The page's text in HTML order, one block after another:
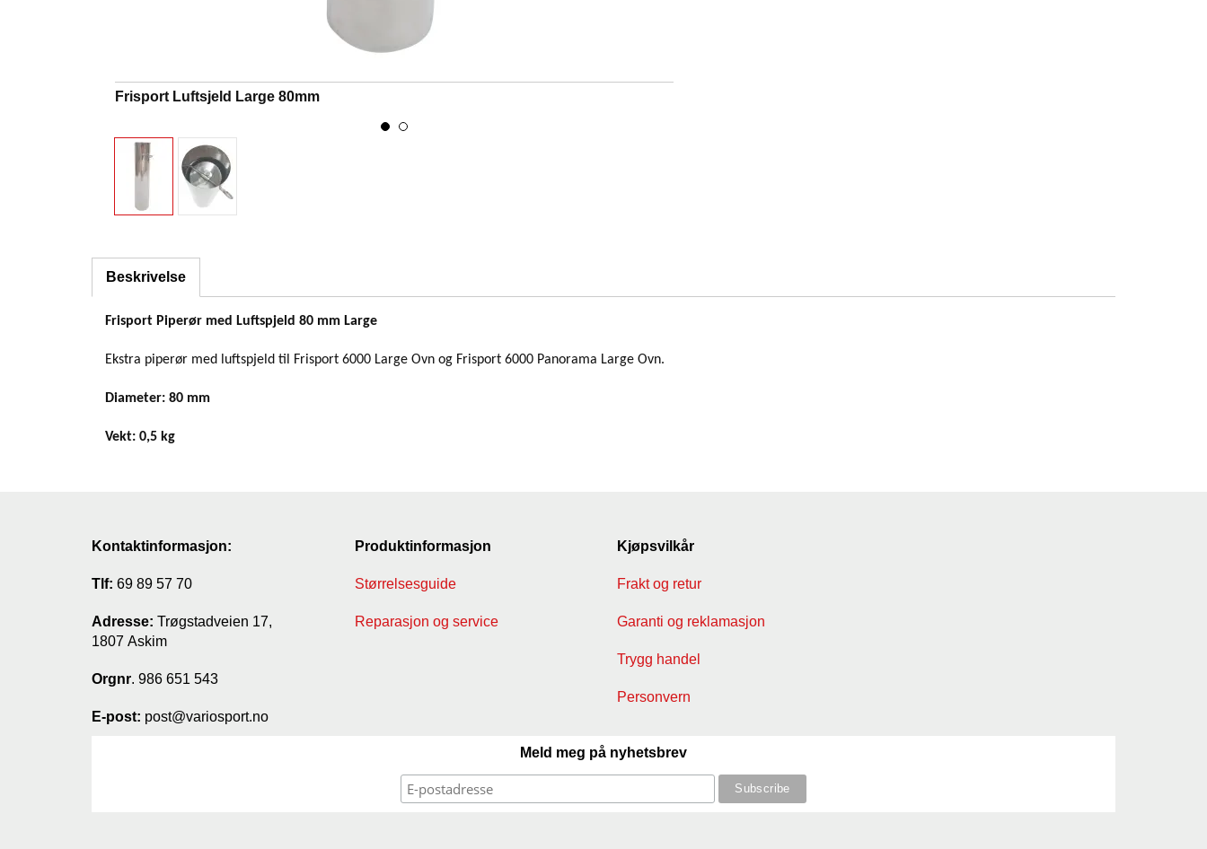
Frisport Luftsjeld Large 80mm
Beskrivelse
Frisport Piperør med Luftspjeld 80 mm Large
Ekstra piperør med luftspjeld til Frisport 6000 Large Ovn og Frisport 6000 Panorama Large Ovn.
Diameter: 80 mm
Vekt: 0,5 kg
Kontaktinformasjon:
Tlf: 69 89 57 70
Adresse: Trøgstadveien 17,
1807 Askim
Orgnr. 986 651 543
E-post: post@variosport.no
Produktinformasjon
Størrelsesguide
Reparasjon og service
Kjøpsvilkår
Frakt og retur
Garanti og reklamasjon
Trygg handel
Personvern
Meld meg på nyhetsbrev